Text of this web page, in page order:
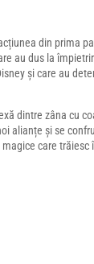
din prima
au dus la
și care au
dintre zâna cu
alianțe și se
care trăiesc